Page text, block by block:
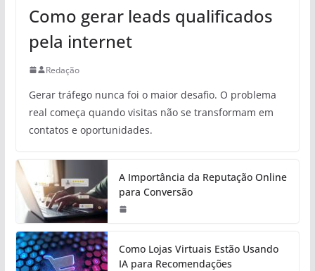
Como gerar leads qualificados
pela internet
Redação
Gerar tráfego nunca foi o maior desafio. O problema
real começa quando visitas não se transformam em
contatos e oportunidades.
A Importância da Reputação Online
para Conversão
Como Lojas Virtuais Estão Usando
IA para Recomendações